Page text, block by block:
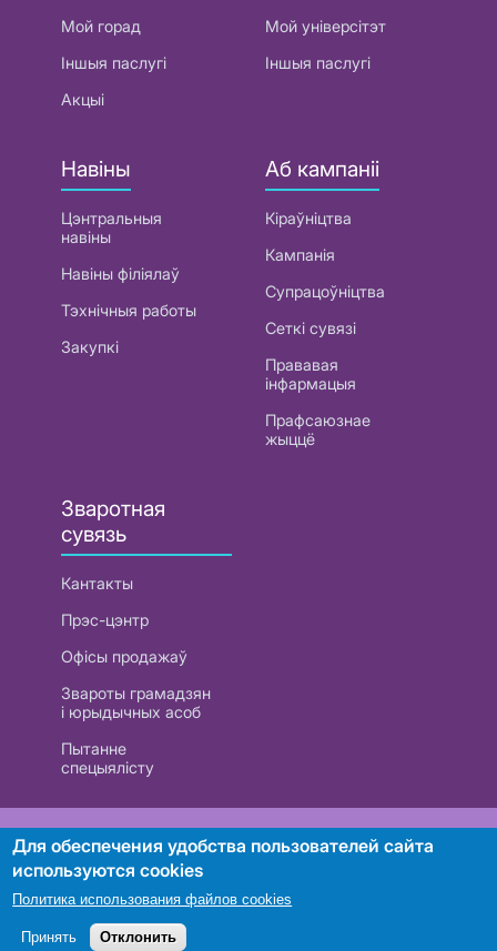
Мой горад
Іншыя паслугі
Акцыі
Мой універсітэт
Іншыя паслугі
Навіны
Цэнтральныя
навіны
Навіны філіялаў
Тэхнічныя работы
Закупкі
Аб кампаніі
Кіраўніцтва
Кампанія
Супрацоўніцтва
Сеткі сувязі
Прававая
інфармацыя
Прафсаюзнае
жыццё
Зваротная
сувязь
Кантакты
Прэс-цэнтр
Офісы продажаў
Звароты грамадзян
і юрыдычных асоб
Пытанне
спецыялісту
РУП «Белтэлекам». УНП 101007741
Пошук
Для обеспечения удобства пользователей сайта
используются cookies
Политика использования файлов cookies
Принять Отклонить